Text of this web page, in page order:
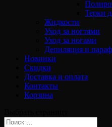
Терки
Жидкости
Уход за ногтями
Уход за ногами
Депиляция и
Новинки
Скидки
Доставка и оплата
Контакты
Корзина